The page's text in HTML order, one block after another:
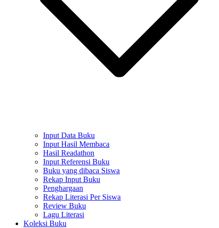
Input Data Buku
Input Hasil Membaca
Hasil Readathon
Input Referensi Buku
Buku yang dibaca Siswa
Rekap Input Buku
Penghargaan
Rekap Literasi Per Siswa
Review Buku
Lagu Literasi
Koleksi Buku